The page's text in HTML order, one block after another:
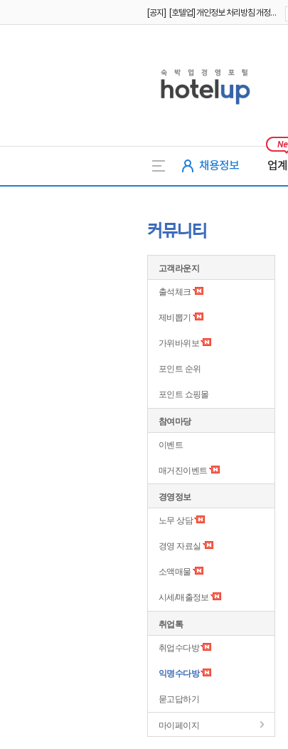
[공지] [호텔업] 개인정보 처리방침 개정본1 (19.09.02)
채용정보 업
커뮤니티
고객라운지
출석체크
제비뽑기
가위바위보
포인트 순위
포인트 쇼핑몰
참여마당
이벤트
매거진이벤트
경영정보
노무 상담
경영 자료실
소액매물
시세/매출정보
취업톡
취업수다방
익명수다방
묻고답하기
마이페이지